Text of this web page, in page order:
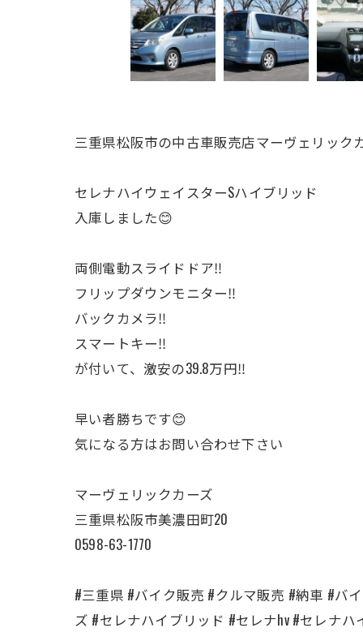
三重県松阪市の中古車販売店マーヴェリック
セレナハイウェイスターSハイブリッド
入庫しました😊
両側電動スライドドア‼️
フリップダウンモニター‼️
バックカメラ‼️
スマートキー‼️
が付いて、激安の39.8万円‼️
早い者勝ちです😊
気になる方はお問い合わせ下さい
マーヴェリックカーズ
三重県松阪市美濃田町20
0598-63-1770
#三重県 #バイク販売 #クルマ販売 #納車 #バ
ズ #セレナハイブリッド #セレナhv #セレナハ